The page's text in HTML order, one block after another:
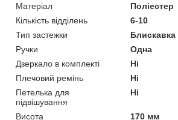
Матеріал
Поліестер
Кількість відділень
6-10
Тип застежки
Блискавка
Ручки
Одна
Дзеркало в комплекті
Ні
Плечовий ремінь
Ні
Петелька для
підвішування
Ні
Висота
170 мм